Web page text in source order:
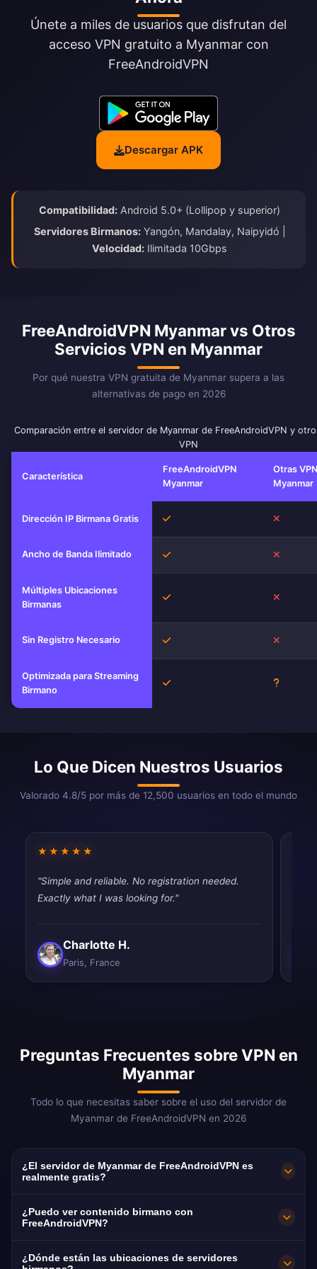
Únete a miles de usuarios que disfrutan del
acceso VPN gratuito a Myanmar con
FreeAndroidVPN
Descargar APK
Compatibilidad: Android 5.0+ (Lollipop y superior)
Servidores Birmanos:Yangón, Mandalay, Naipyidó |
Velocidad: Ilimitada 10Gbps
FreeAndroidVPN Myanmar vs Otros
Servicios VPN en Myanmar
Por qué nuestra VPN gratuita de Myanmar supera a las
alternativas de pago en 2026
Comparación entre el servidor de Myanmar de FreeAndroidVPN y
VPN
Característica
FreeAndroidVPN
Myanmar
Otras
Myanmar
Dirección IP Birmana Gratis Sí
Ancho de Banda Ilimitado Sí
Múltiples Ubicaciones
Birmanas
Sí
Sin Registro Necesario Sí
Optimizada para Streaming
Birmano
Sí
Lo Que Dicen Nuestros Usuarios
Valorado 4.8/5 por más de 12,500 usuarios en todo el mundo
★★★★★
"Simple and reliable. No registration needed.
Exactly what I was looking for."
Charlotte H.
Paris, France
Preguntas Frecuentes sobre VPN en
Myanmar
Todo lo que necesitas saber sobre el uso del servidor de
Myanmar de FreeAndroidVPN en 2026
¿El servidor de Myanmar de FreeAndroidVPN es
realmente gratis?
FreeAndroidVPN es 100% gratis. Esencial para
más restringidos del mundo.
¿Puedo ver contenido birmano con
FreeAndroidVPN?
Nuestra VPN de Myanmar ayuda a acceder
¿Dónde están las ubicaciones de servidores